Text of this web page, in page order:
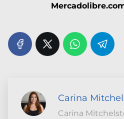
Carina
Carina